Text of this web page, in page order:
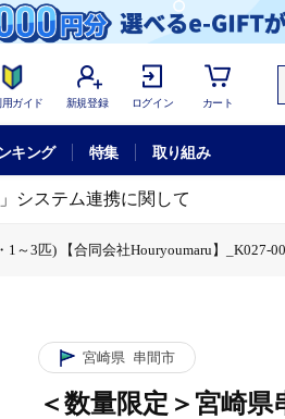
用ガイド 新規登録 ログイン カート
キング 特集 取り組み
システム連携に関して
～3匹) 【合同会社Houryoumaru】_K027-
宮崎県 串間市
＜数量限定＞宮崎